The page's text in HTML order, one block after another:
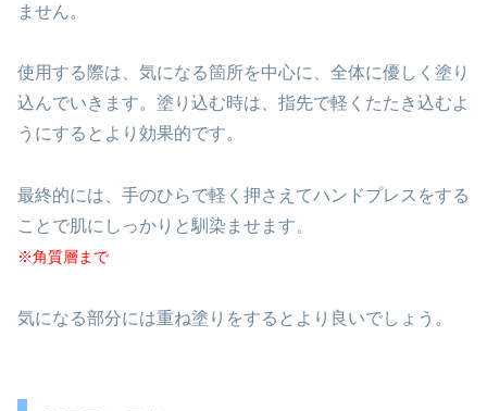
ません。
使用する際は、気になる箇所を中心に、全体に優しく塗り
込んでいきます。塗り込む時は、指先で軽くたたき込むよ
うにするとより効果的です。
最終的には、手のひらで軽く押さえてハンドプレスをする
ことで肌にしっかりと馴染ませます。
※角質層まで
気になる部分には重ね塗りをするとより良いでしょう。